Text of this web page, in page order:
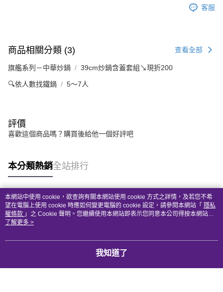
客服
商品相關分類 (3) 查看全部
旗艦系列－中華炒鍋 39cm炒鍋含蓋套組↘現折200
🔍依人數找鐵鍋 5～7人
評價
喜歡這個商品嗎？購買後給他一個好評吧
本分類熱銷全站排行
熱門標籤
本網站中使用 cookie，欲查詢有關本網站使用 cookie 方式之詳情，及若您不希
望在電腦上使用 cookie 時應如何變更電腦的 cookie 設定，請參閱本網站「 隱私
權條款 」之 Cookie 聲明。您繼續使用本網站即表示您同意本公司得按本網站使
用條款之 Cookie 聲明使用 cookie。
了解更多 >
我知道了